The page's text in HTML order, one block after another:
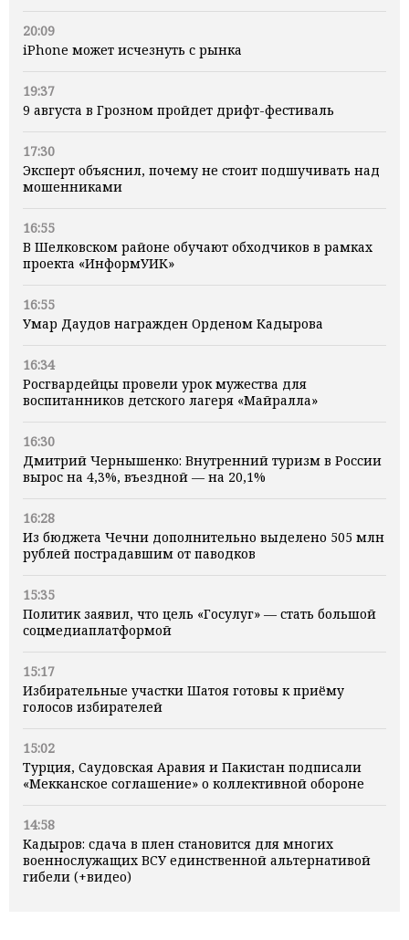
20:09
iPhone может исчезнуть с рынка
19:37
9 августа в Грозном пройдет дрифт-фестиваль
17:30
Эксперт объяснил, почему не стоит подшучивать над
мошенниками
16:55
В Шелковском районе обучают обходчиков в рамках
проекта «ИнформУИК»
16:55
Умар Даудов награжден Орденом Кадырова
16:34
Росгвардейцы провели урок мужества для
воспитанников детского лагеря «Майралла»
16:30
Дмитрий Чернышенко: Внутренний туризм в России
вырос на 4,3%, въездной — на 20,1%
16:28
Из бюджета Чечни дополнительно выделено 505 млн
рублей пострадавшим от паводков
15:35
Политик заявил, что цель «Госулуг» — стать большой
соцмедиаплатформой
15:17
Избирательные участки Шатоя готовы к приёму
голосов избирателей
15:02
Турция, Саудовская Аравия и Пакистан подписали
«Мекканское соглашение» о коллективной обороне
14:58
Кадыров: сдача в плен становится для многих
военнослужащих ВСУ единственной альтернативой
гибели (+видео)